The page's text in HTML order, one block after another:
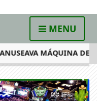
MENU
MÁQUINA DE